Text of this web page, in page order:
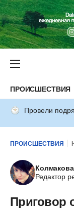
ПРОИСШЕСТВИЯ
Провели
ПРОИСШЕСТВИЯ
Редактор
Приговор